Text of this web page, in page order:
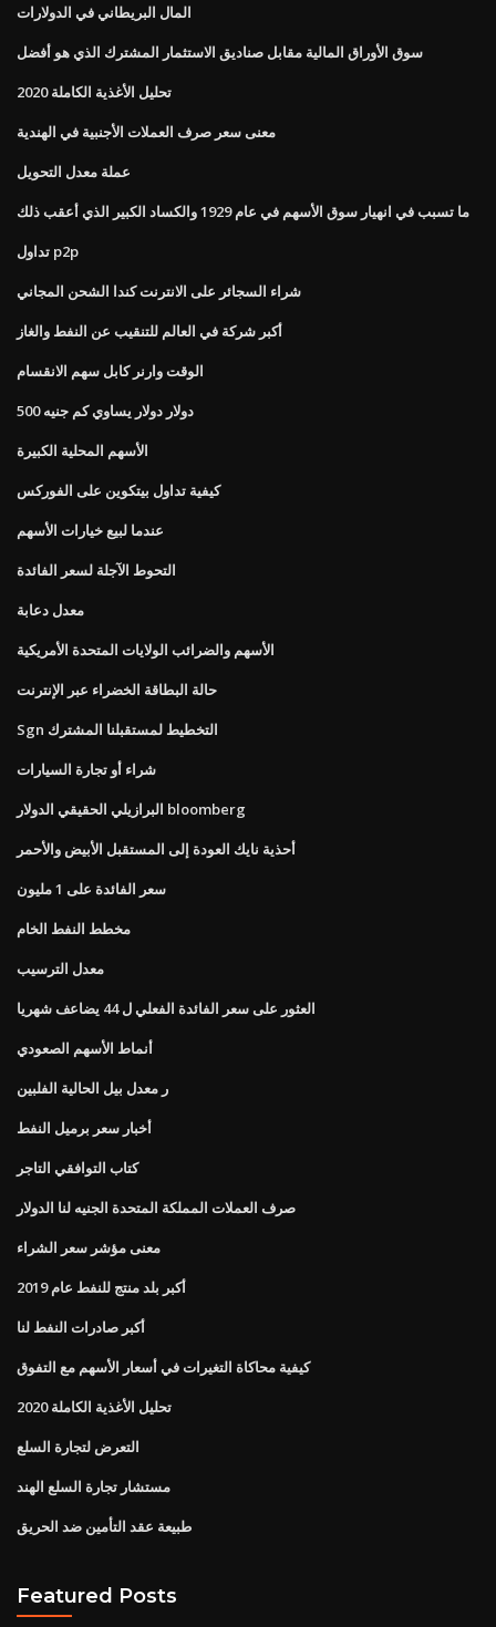
المال البريطاني في الدولارات
سوق الأوراق المالية مقابل صناديق الاستثمار المشترك الذي هو أفضل
تحليل الأغذية الكاملة 2020
معنى سعر صرف العملات الأجنبية في الهندية
عملة معدل التحويل
ما تسبب في انهيار سوق الأسهم في عام 1929 والكساد الكبير الذي أعقب ذلك
تداول p2p
شراء السجائر على الانترنت كندا الشحن المجاني
أكبر شركة في العالم للتنقيب عن النفط والغاز
الوقت وارنر كابل سهم الانقسام
500 دولار دولار يساوي كم جنيه
الأسهم المحلية الكبيرة
كيفية تداول بيتكوين على الفوركس
عندما لبيع خيارات الأسهم
التحوط الآجلة لسعر الفائدة
معدل دعابة
الأسهم والضرائب الولايات المتحدة الأمريكية
حالة البطاقة الخضراء عبر الإنترنت
Sgn التخطيط لمستقبلنا المشترك
شراء أو تجارة السيارات
البرازيلي الحقيقي الدولار bloomberg
أحذية نايك العودة إلى المستقبل الأبيض والأحمر
سعر الفائدة على 1 مليون
مخطط النفط الخام
معدل الترسيب
العثور على سعر الفائدة الفعلي ل 44 يضاعف شهريا
أنماط الأسهم الصعودي
ر معدل بيل الحالية الفلبين
أخبار سعر برميل النفط
كتاب التوافقي التاجر
صرف العملات المملكة المتحدة الجنيه لنا الدولار
معنى مؤشر سعر الشراء
أكبر بلد منتج للنفط عام 2019
أكبر صادرات النفط لنا
كيفية محاكاة التغيرات في أسعار الأسهم مع التفوق
تحليل الأغذية الكاملة 2020
التعرض لتجارة السلع
مستشار تجارة السلع الهند
طبيعة عقد التأمين ضد الحريق
Featured Posts